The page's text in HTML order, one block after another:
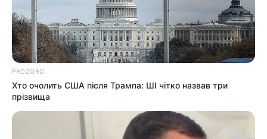
Manage Consent
Політика
Спорт
Схеми
PROZORO
Хто очолить США після Трампа: ШІ чітко назвав три
прізвища